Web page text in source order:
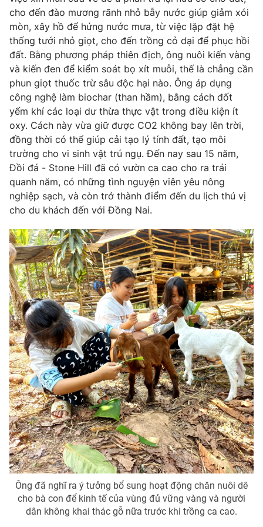
Liên hệ quảng cáo:024-7300.7108
® Cấm sao chép dưới mọi hình thức nếu không có sự chấp
thuận bằng văn bản. Ghi rõ nguồn VTV.vn khi phát hành lại
thông tin từ website này.
cho đến đào mương rãnh nhỏ bẫy nước giúp giảm xói
mòn, xây hồ để hứng nước mưa, từ việc lặp đặt hệ
thống tưới nhỏ giọt, cho đến trồng cỏ dại để phục hồi
đất. Bằng phương pháp thiên địch, ông nuôi kiến vàng
và kiến đen để kiểm soát bọ xít muỗi, thế là chẳng cần
phun giọt thuốc trừ sâu độc hại nào. Ông áp dụng
công nghệ làm biochar (than hầm), bằng cách đốt
yếm khí các loại dư thừa thực vật trong điều kiện ít
oxy. Cách này vừa giữ được CO2 không bay lên trời,
đồng thời có thể giúp cải tạo lý tính đất, tạo môi
trường cho vi sinh vật trú ngụ. Đến nay sau 15 năm,
Đồi đá - Stone Hill đã có vườn ca cao cho ra trái
quanh năm, có những tình nguyện viên yêu nông
nghiệp sạch, và còn trở thành điểm đến du lịch thú vị
cho du khách đến với Đồng Nai.
Ông đã nghĩ ra ý tưởng bổ sung hoạt động chăn nuôi dê
cho bà con để kinh tế của vùng đủ vững vàng và người
dân không khai thác gỗ nữa trước khi trồng ca cao.